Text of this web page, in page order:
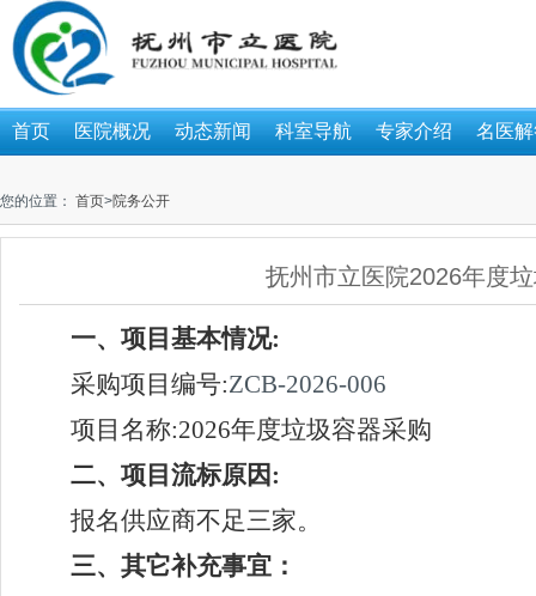
首页 医院概况 动态新闻 科室导航 专家介绍 名医
您的位置： 首页>院务公开
抚州市立医院2026年度
一、项目基本情况:
采购项目编号:ZCB-2026-006
项目名称:2026年度垃圾容器采购
二、项目流标原因:
报名供应商不足三家。
三、其它补充事宜：